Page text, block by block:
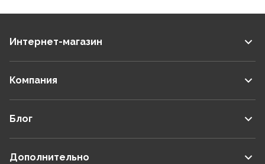
Интернет-магазин
Компания
Блог
Дополнительно